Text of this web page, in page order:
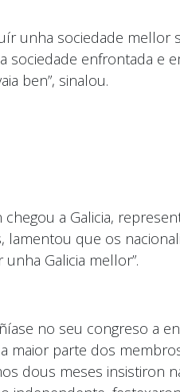
unha sociedade
sociedade enfrontada e
ben”, sinalou.
a Galicia,
que os
Galicia mellor”.
no seu congreso a
maior parte dos
dous meses insistiron